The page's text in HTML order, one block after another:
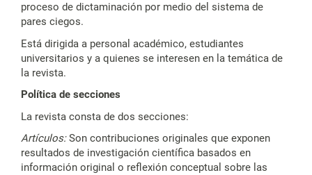
proceso de dictaminación por medio del sistema de
pares ciegos.
Está dirigida a personal académico, estudiantes
universitarios y a quienes se interesen en la temática de
la revista.
Política de secciones
La revista consta de dos secciones:
Artículos:Son contribuciones originales que exponen
resultados de investigación científica basados en
información original o reflexión conceptual sobre las